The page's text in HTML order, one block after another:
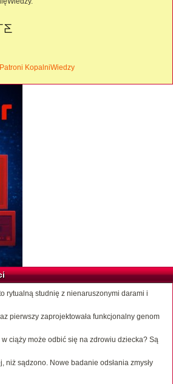
Patroni KopalniWiedzy
rytualną studnię z nienaruszonymi darami i
pierwszy zaprojektowała funkcjonalny genom
ciąży może odbić się na zdrowiu dziecka? Są
niż sądzono. Nowe badanie odsłania zmysły